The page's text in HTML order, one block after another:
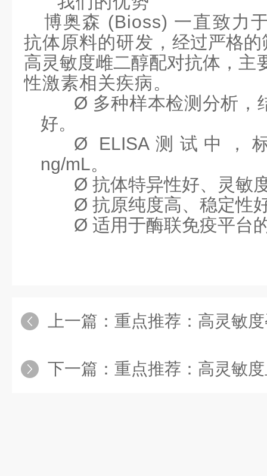
博奥森 (Bioss) 一直致力
抗体原料的研发， 经过严格
高灵敏度雌二醇配对抗体 ， 主
性激素相关疾病。
Ø 多种样本检测分析，
好。
Ø
ELISA测试中，
ng/mL。
Ø 抗体特异性好、灵敏
Ø 抗原纯度高、稳定性
Ø 适用于酶联免疫平台
上一篇： 重点推荐：高灵敏
下一篇： 重点推荐：高灵敏